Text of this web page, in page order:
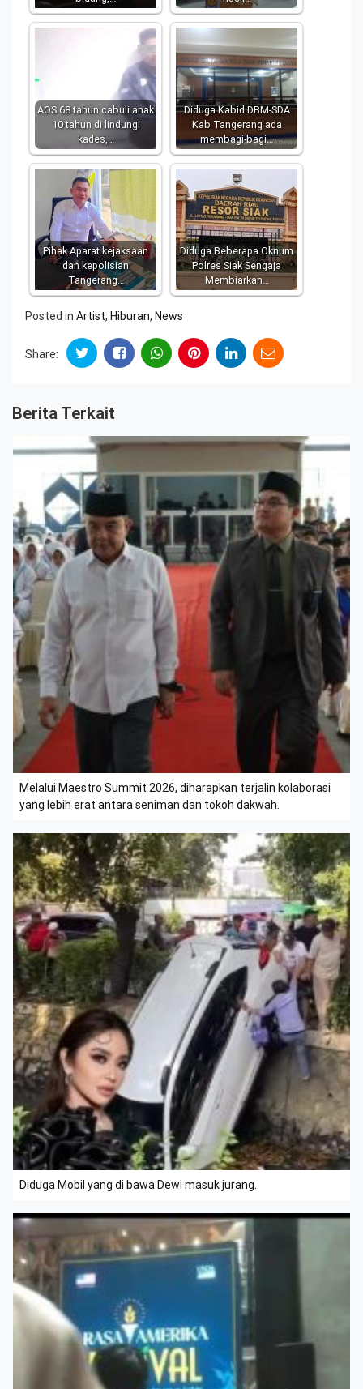
AOS 68 tahun cabuli anak
10 tahun di lindungi
kades,…
Diduga Kabid DBM-SDA
Kab Tangerang ada
membagi-bagi…
Pihak Aparat kejaksaan
dan kepolisian
Tangerang…
Diduga Beberapa Oknum
Polres Siak Sengaja
Membiarkan…
Posted in Artist, Hiburan, News
Share:
Berita Terkait
Melalui Maestro Summit 2026, diharapkan terjalin kolaborasi
yang lebih erat antara seniman dan tokoh dakwah.
Diduga Mobil yang di bawa Dewi masuk jurang.